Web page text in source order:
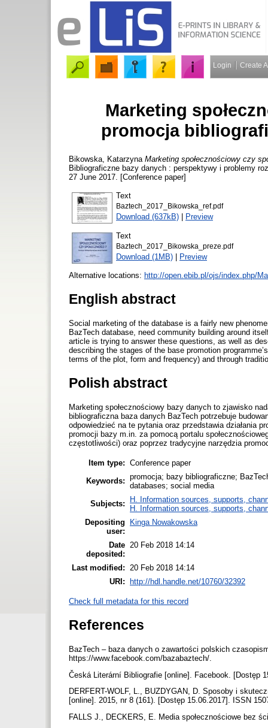
Login Create
Marketing
promocja
Bikowska, Katarzyna Marketing społecznościowy czy
Bibliograficzne bazy danych : perspektywy i problemy
27 June 2017. [Conference paper]
Text
Baztech_2017_Bikowska_ref.pdf
Download (637kB) | Preview
Text
Baztech_2017_Bikowska_preze.pdf
Download (1MB) | Preview
Alternative locations: http://open.ebib.pl/ojs/index.php/
English abstract
Social marketing of the database is a fairly new
BazTech database, need community building around
article is trying to answer these questions, as well as
describing the stages of the base promotion
terms of the plot, form and frequency) and through
Polish abstract
Marketing społecznościowy bazy danych to zjawisko
bibliograficzna baza danych BazTech potrzebuje
odpowiedzieć na te pytania oraz przedstawia działania
promocji bazy m.in. za pomocą portalu
częstotliwości) oraz poprzez tradycyjne narzędzia
Item type: Conference paper
Keywords: promocja; bazy bibliograficzne;
databases; social media
Subjects:
H. Information sources, supports,
H. Information sources, supports,
Depositing
user:
Kinga Nowakowska
Date
deposited:
20 Feb 2018 14:14
Last modified:
20 Feb 2018 14:14
URI:
http://hdl.handle.net/10760/32392
Check full metadata for this record
References
BazTech – baza danych o zawartości polskich
https://www.facebook.com/bazabaztech/.
Česká Literární Bibliografie [online]. Facebook. [Dostęp
DERFERT-WOLF, L., BUZDYGAN, D. Sposoby i
[online]. 2015, nr 8 (161). [Dostęp 15.06.2017]. ISSN
FALLS J., DECKERS, E. Media społecznościowe bez